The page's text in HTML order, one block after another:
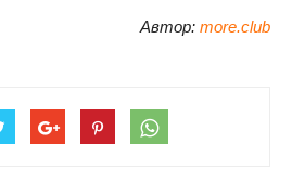
Автор: more.club